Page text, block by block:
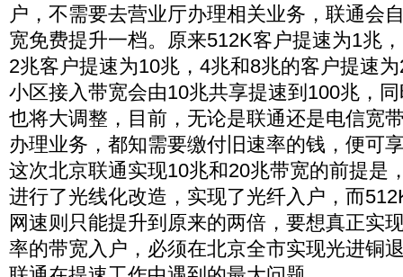
户，不需要去营业厅办理相关业务，联通会
宽免费提升一档。原来512K客户提速为1兆
2兆客户提速为10兆，4兆和8兆的客户提速
小区接入带宽会由10兆共享提速到100兆，
也将大调整，目前，无论是联通还是电信宽
办理业务，都知需要缴付旧速率的钱，便可
这次北京联通实现10兆和20兆带宽的前提是
进行了光线化改造，实现了光纤入户，而
网速则只能提升到原来的两倍，要想真正实
率的带宽入户，必须在北京全市实现光进铜